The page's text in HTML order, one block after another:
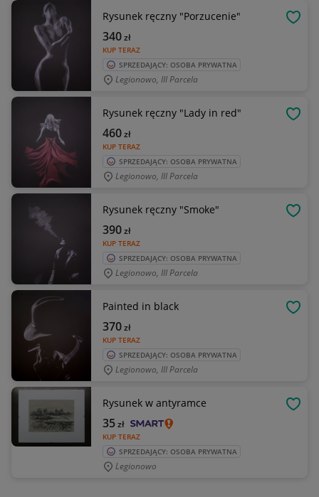
Rysunek ręczny "Porzucenie"
KUP TERAZ
340zł
SPRZEDAJĄCY: OSOBA PRYWATNA
Legionowo, III Parcela
Rysunek ręczny "Lady in red"
KUP TERAZ
460zł
SPRZEDAJĄCY: OSOBA PRYWATNA
Legionowo, III Parcela
Rysunek ręczny "Smoke"
KUP TERAZ
390zł
SPRZEDAJĄCY: OSOBA PRYWATNA
Legionowo, III Parcela
Painted in black
KUP TERAZ
370zł
SPRZEDAJĄCY: OSOBA PRYWATNA
Legionowo, III Parcela
Rysunek w antyramce
KUP TERAZ
35zł
SPRZEDAJĄCY: OSOBA PRYWATNA
Legionowo